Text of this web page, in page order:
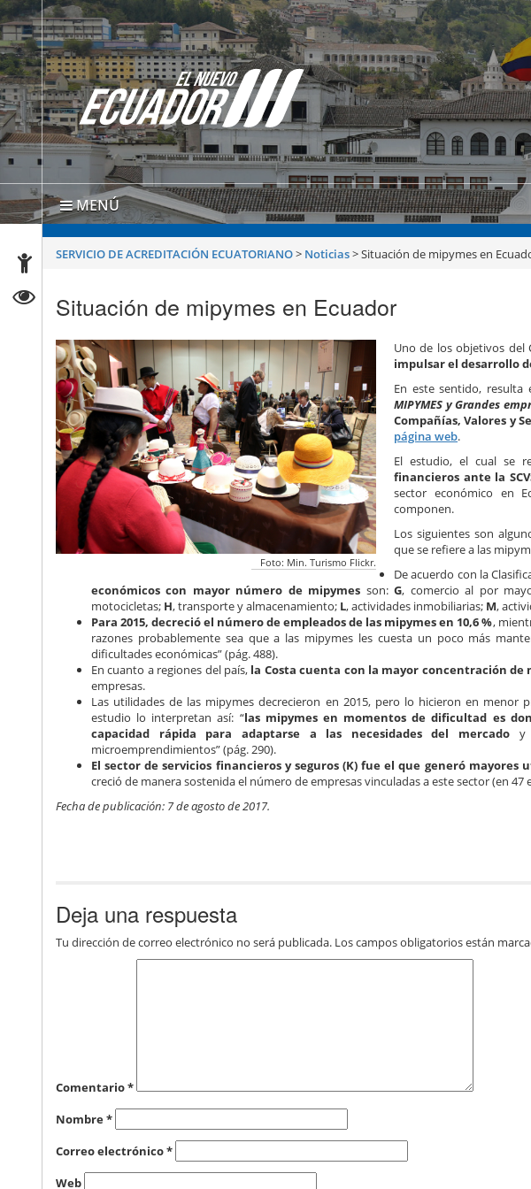
MENÚ
SERVICIO DE ACREDITACIÓN ECUATORIANO> Noticias>Situación de mipymes en
Situación de mipymes en Ecuador
Foto: Min. Turismo Flickr.
Uno de los objetivos del
impulsar el desarrollo
En este sentido, resulta
MIPYMES y Grandes
Compañías, Valores y
página web.
El estudio, el cual se
financieros ante la
sector económico en
componen.
Los siguientes son
que se refiere a las
De acuerdo con la
económicos con mayor número de mipymes son:G, comercio al por
motocicletas; H, transporte y almacenamiento; L, actividades inmobiliarias; M,
Para 2015, decreció el número de empleados de las mipymes en 10,6 %,
razones probablemente sea que a las mipymes les cuesta un poco más
dificultades económicas” (pág. 488).
En cuanto a regiones del país, la Costa cuenta con la mayor concentración de
empresas.
Las utilidades de las mipymes decrecieron en 2015, pero lo hicieron en menor
estudio lo interpretan así: “las mipymes en momentos de dificultad es
capacidad rápida para adaptarse a las necesidades del mercado y
microemprendimientos” (pág. 290).
El sector de servicios financieros y seguros (K) fue el que generó mayores
creció de manera sostenida el número de empresas vinculadas a este sector (en 47
Fecha de publicación: 7 de agosto de 2017.
Deja una respuesta
Tu dirección de correo electrónico no será publicada. Los campos obligatorios están
Comentario*
Nombre*
Correo electrónico*
Web